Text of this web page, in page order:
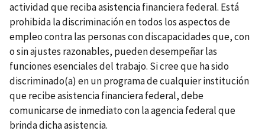
actividad que reciba asistencia financiera federal. Está
prohibida la discriminación en todos los aspectos de
empleo contra las personas con discapacidades que, con
o sin ajustes razonables, pueden desempeñar las
funciones esenciales del trabajo. Si cree que ha sido
discriminado(a) en un programa de cualquier institución
que recibe asistencia financiera federal, debe
comunicarse de inmediato con la agencia federal que
brinda dicha asistencia.